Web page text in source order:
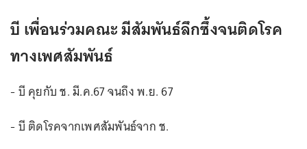
บี เพื่อนร่วมคณะ มีสัมพันธ์ลึกซึ้งจนติดโรค
ทางเพศสัมพันธ์
- บี คุยกับ ช. มี.ค.67 จนถึง พ.ย. 67
- บี ติดโรคจากเพศสัมพันธ์จาก ช.